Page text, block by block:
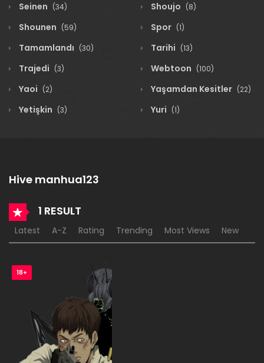
Seinen (34) Shoujo (8)
Shounen (59) Spor (1)
Tamamlandı (30) Tarihi (13)
Trajedi (3) Webtoon (100)
Yaoi (2) Yaşamdan Kesitler (22)
Yetişkin (3) Yuri (1)
Hive manhua123
1 RESULT
Latest A-Z Rating Trending Most Views New
18+